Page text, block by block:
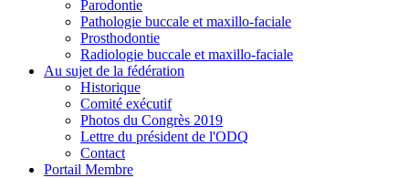
Parodontie
Pathologie buccale et maxillo-faciale
Prosthodontie
Radiologie buccale et maxillo-faciale
Au sujet de la fédération
Historique
Comité exécutif
Photos du Congrès 2019
Lettre du président de l'ODQ
Contact
Portail Membre